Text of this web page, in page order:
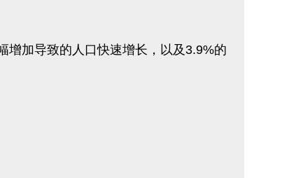
增加导致的人口快速增长，以及3.9%的